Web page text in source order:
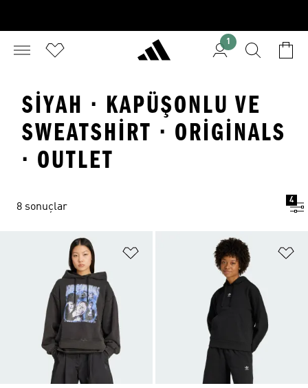
1
SIYAH · KAPÜŞONLU VE
SWEATSHIRT · ORIGINALS
· OUTLET
8 sonuçlar
4
Favori Listesine Ekle